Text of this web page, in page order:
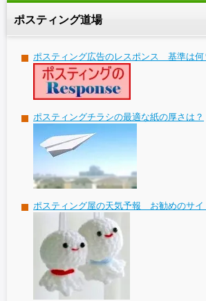
ポスティング道場
ポスティング広告のレスポンス 基準は何
ポスティングチラシの最適な紙の厚さは？
ポスティング屋の天気予報 お勧めのサイ